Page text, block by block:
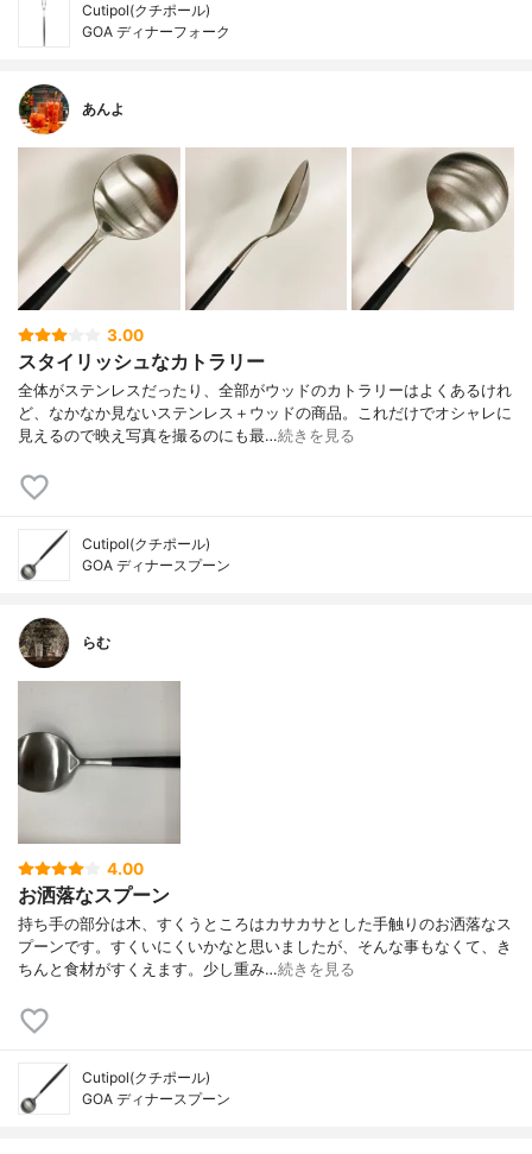
Cutipol(クチポール)
GOA ディナーフォーク
あんよ
3.00
スタイリッシュなカトラリー
全体がステンレスだったり、全部がウッドのカトラリーはよくあるけれ
ど、なかなか見ないステンレス＋ウッドの商品。これだけでオシャレに
見えるので映え写真を撮るのにも最…続きを見る
Cutipol(クチポール)
GOA ディナースプーン
らむ
4.00
お洒落なスプーン
持ち手の部分は木、すくうところはカサカサとした手触りのお洒落なス
プーンです。すくいにくいかなと思いましたが、そんな事もなくて、き
ちんと食材がすくえます。少し重み…続きを見る
Cutipol(クチポール)
GOA ディナースプーン